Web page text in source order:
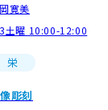
寛美
土曜 10:00-12:00
栄
彫刻